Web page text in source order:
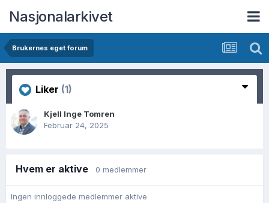
Nasjonalarkivet
Brukernes eget forum
Liker (1)
Kjell Inge Tomren
Februar 24, 2025
Hvem er aktive 0 medlemmer
Ingen innloggede medlemmer aktive